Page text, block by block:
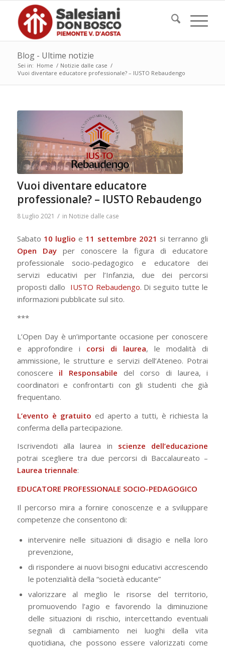
Blog - Ultime notizie
Sei in: Home / Notizie dalle case /
Vuoi diventare educatore professionale? – IUSTO Rebaudengo
Vuoi diventare educatore
professionale? – IUSTO Rebaudengo
8 Luglio 2021 / in Notizie dalle case
Sabato 10 luglio e 11 settembre 2021 si terranno gli
Open Dayper conoscere la figura di educatore
professionale socio-pedagogico e educatore dei
servizi educativi per l’Infanzia, due dei percorsi
proposti dallo IUSTO Rebaudengo. Di seguito tutte le
informazioni pubblicate sul sito.
***
L’Open Day è un’importante occasione per conoscere
e approfondire i corsi di laurea, le modalità di
ammissione, le strutture e servizi dell’Ateneo. Potrai
conoscere il Responsabile del corso di laurea, i
coordinatori e confrontarti con gli studenti che già
frequentano.
L’evento è gratuito ed aperto a tutti, è richiesta la
conferma della partecipazione.
Iscrivendoti alla laurea in scienze dell’educazione
potrai scegliere tra due percorsi di Baccalaureato –
Laurea triennale:
EDUCATORE PROFESSIONALE SOCIO-PEDAGOGICO
Il percorso mira a fornire conoscenze e a sviluppare
competenze che consentono di:
intervenire nelle situazioni di disagio e nella loro
prevenzione,
di rispondere ai nuovi bisogni educativi accrescendo
le potenzialità della “società educante”
valorizzare al meglio le risorse del territorio,
promuovendo l’agio e favorendo la diminuzione
delle situazioni di rischio, intercettando eventuali
segnali di cambiamento nei luoghi della vita
quotidiana, che possono essere valorizzati come